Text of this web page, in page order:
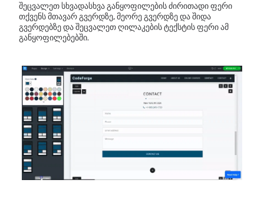
შეცვალეთ სხვადასხვა განყოფილების ძირითადი ფერი
თქვენს მთავარ გვერდზე, მეორე გვერდზე და შიდა
გვერდებზე და შეცვალეთ ღილაკების ტექსტის ფერი ამ
განყოფილებებში.